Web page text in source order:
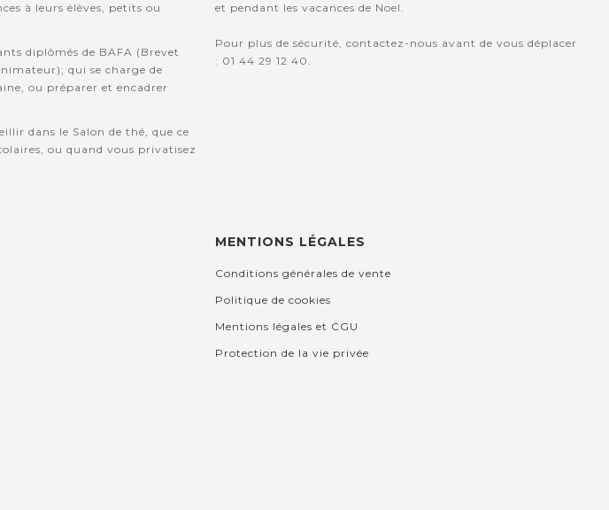
à leurs élèves, petits ou
diplômés de BAFA (Brevet
qui se charge de
ou préparer et encadrer
dans le Salon de thé, que ce
ou quand vous privatisez
et pendant les vacances de Noel.
Pour plus de sécurité, contactez-nous avant de vous déplacer
: 01 44 29 12 40.
MENTIONS LÉGALES
Conditions générales de vente
Politique de cookies
Mentions légales et CGU
Protection de la vie privée